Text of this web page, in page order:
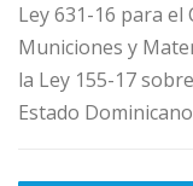
Ley 631-16 para el
Municiones y
la Ley 155-17
Estado